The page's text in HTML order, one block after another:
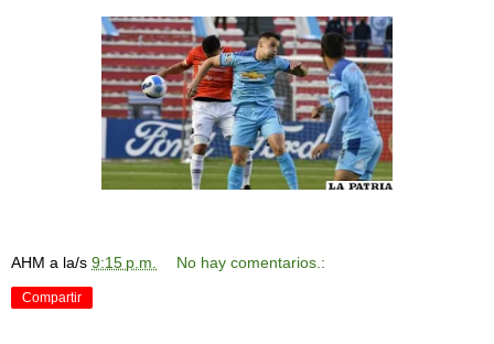
AHM a la/s 9:15 p.m. No hay comentarios.:
Compartir